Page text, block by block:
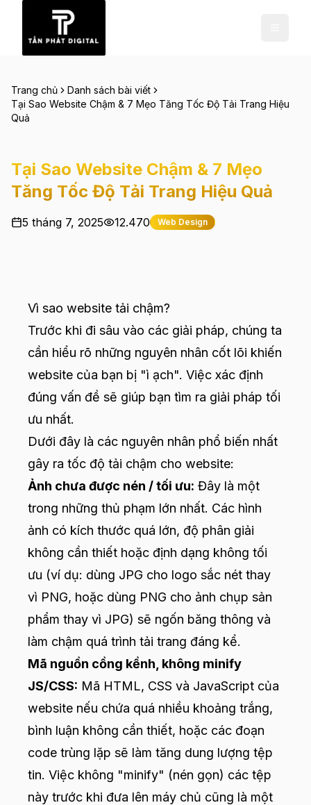
Trang chủ
Danh sách bài viết
Tại Sao Website Chậm & 7 Mẹo Tăng Tốc Độ Tải Trang Hiệu
Quả
Tại Sao Website Chậm & 7 Mẹo
Tăng Tốc Độ Tải Trang Hiệu Quả
5 tháng 7, 2025 12.470 Web Design
Vì sao website tải chậm?
Trước khi đi sâu vào các giải pháp, chúng ta
cần hiểu rõ những nguyên nhân cốt lõi khiến
website của bạn bị "ì ạch". Việc xác định
đúng vấn đề sẽ giúp bạn tìm ra giải pháp tối
ưu nhất.
Dưới đây là các nguyên nhân phổ biến nhất
gây ra tốc độ tải chậm cho website:
Ảnh chưa được nén / tối ưu: Đây là một
trong những thủ phạm lớn nhất. Các hình
ảnh có kích thước quá lớn, độ phân giải
không cần thiết hoặc định dạng không tối
ưu (ví dụ: dùng JPG cho logo sắc nét thay
vì PNG, hoặc dùng PNG cho ảnh chụp sản
phẩm thay vì JPG) sẽ ngốn băng thông và
làm chậm quá trình tải trang đáng kể.
Mã nguồn cồng kềnh, không minify
JS/CSS: Mã HTML, CSS và JavaScript của
website nếu chứa quá nhiều khoảng trắng,
bình luận không cần thiết, hoặc các đoạn
code trùng lặp sẽ làm tăng dung lượng tệp
tin. Việc không "minify" (nén gọn) các tệp
này trước khi đưa lên máy chủ cũng là một